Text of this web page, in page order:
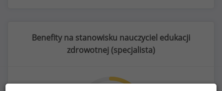
Benefity na stanowisku nauczyciel edukacji
zdrowotnej (specjalista)